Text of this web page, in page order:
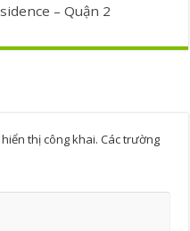
– Quận 2
thị công khai. Các trường